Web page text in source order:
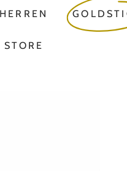
HERREN
STORE